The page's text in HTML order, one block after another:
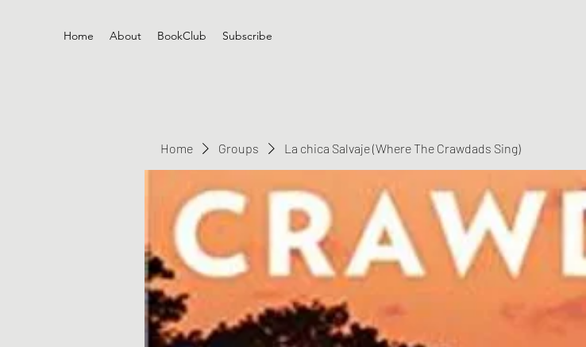
Home About BookClub Subscribe
Home Groups La chica Salvaje (Where The Crawdads Sing)